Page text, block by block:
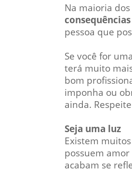
Na maioria
pessoa que
Se você for
terá muito
bom
imponha ou
ainda.
Seja uma luz
Existem
possuem
acabam se